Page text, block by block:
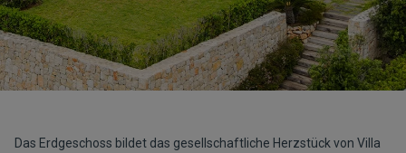
Das Erdgeschoss bildet das gesellschaftliche Herzstück von Villa